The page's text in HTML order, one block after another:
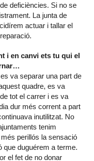
deficiències. Si no se
La junta de
actuar i tallar el
i en canvi ets tu qui el
va separar una part de
quadre, es va
tot el carrer i es va
dur més corrent a part
inutilitzat. No
tenim
més perillós la sensació
que duguérem a terme.
el fet de no donar